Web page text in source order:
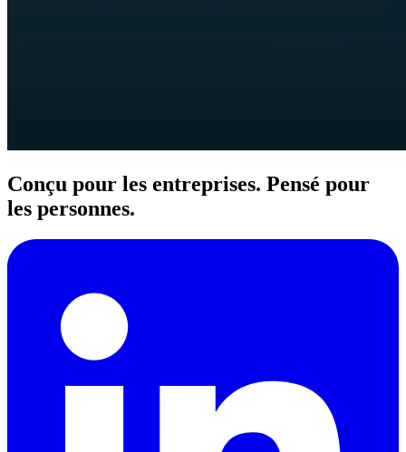
Conçu pour les entreprises. Pensé pour
les personnes.